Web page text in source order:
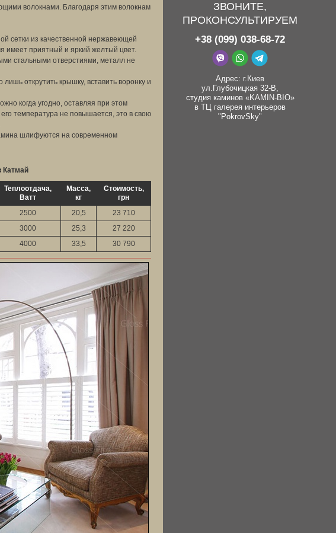
волокнами. Благодаря этим волокнам
сетки из качественной нержавеющей
имеет приятный и яркий желтый цвет.
стальными отверстиями, металл не
открутить крышку, вставить воронку и
когда угодно, оставляя при этом
его температура не повышается, это в свою
шлифуются на современном
Катмай
Теплоотдача,
Ватт
Масса,
кг
Стоимость,
грн
2500 20,5
23 710
3000 25,3
27 220
4000 33,5 30 790
ЗВОНИТЕ,
ПРОКОНСУЛЬТИРУЕМ
+38 (099) 038-68-72
Адрес: г.Киев
ул.Глубочицкая 32-В,
студия каминов «KAMIN-BIO»
в ТЦ галерея интерьеров
"PokrovSky"